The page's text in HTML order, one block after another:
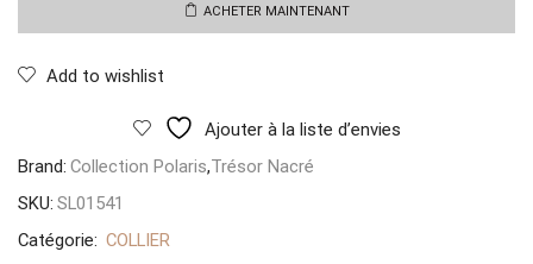
ACHETER MAINTENANT
Add to wishlist
Ajouter à la liste d’envies
Brand: Collection Polaris,Trésor Nacré
SKU: SL01541
Catégorie: COLLIER